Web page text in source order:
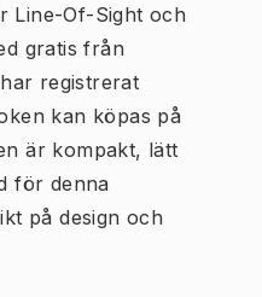
Line-Of-Sight och
gratis från
registrerat
kan köpas på
är kompakt, lätt
för denna
på design och